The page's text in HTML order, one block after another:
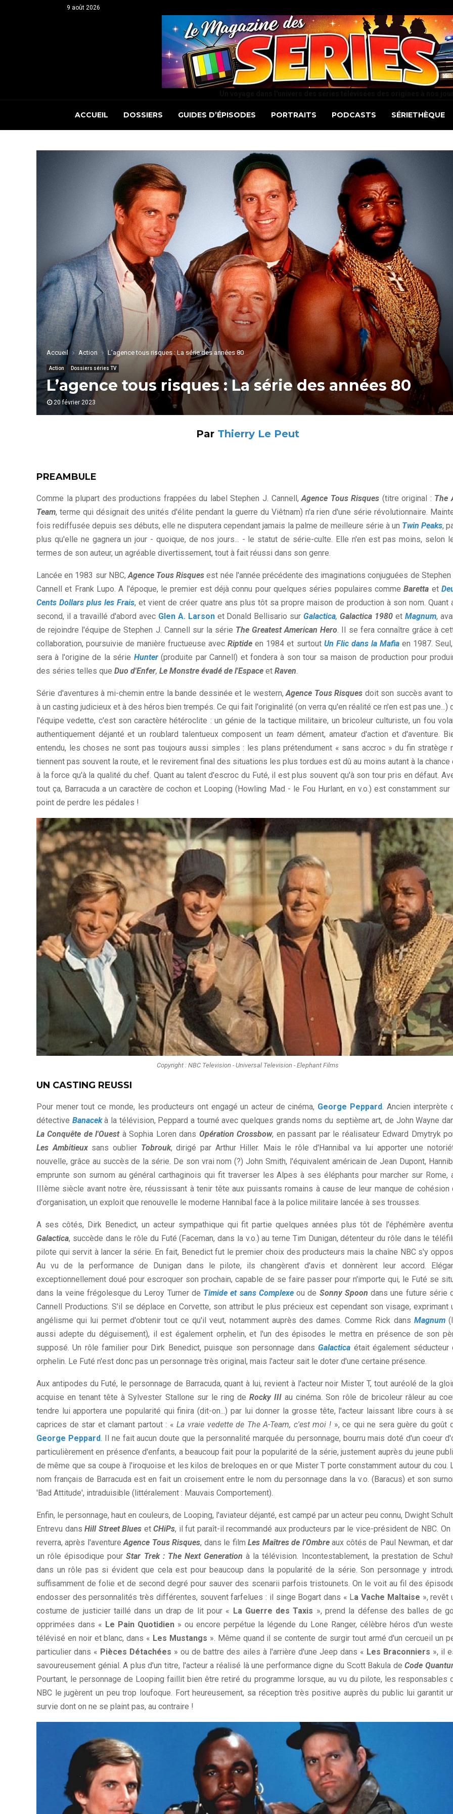
9 août 2026
ACCUEIL DOSSIERS GUIDES D’ÉPISODES PORTRAITS PODCASTS SÉRIETHÈQUE
Accueil Action L’agence tous risques : La série des années 80
Action Dossiers séries TV
L’agence tous risques : La série des années 80
20 février 2023
Par Thierry Le Peut
PREAMBULE
Comme la plupart des productions frappées du label Stephen J. Cannell,Agence Tous Risques (titre original : The
Team, terme qui désignait des unités d'élite pendant la guerre du Viêtnam) n'a rien d'une série révolutionnaire.
fois rediffusée depuis ses débuts, elle ne disputera cependant jamais la palme de meilleure série à un Twin Peaks,
plus qu'elle ne gagnera un jour - quoique, de nos jours... - le statut de série-culte. Elle n'en est pas moins, selon
termes de son auteur, un agréable divertissement, tout à fait réussi dans son genre.
Lancée en 1983 sur NBC,Agence Tous Risques est née l'année précédente des imaginations conjuguées de Stephen
Cannell et Frank Lupo. A l'époque, le premier est déjà connu pour quelques séries populaires commeBaretta et
Cents Dollars plus les Frais, et vient de créer quatre ans plus tôt sa propre maison de production à son nom. Quant
second, il a travaillé d'abord avec Glen A. Larsonet Donald Bellisario surGalactica,Galactica 1980 etMagnum,
de rejoindre l'équipe de Stephen J. Cannell sur la série The Greatest American Hero. Il se fera connaître grâce à
collaboration, poursuivie de manière fructueuse avecRiptide en 1984 et surtout Un Flic dans la Mafiaen 1987. Seul,
sera à l'origine de la série Hunter(produite par Cannell) et fondera à son tour sa maison de production pour
des séries telles que Duo d'Enfer, Le Monstre évadé de l'Espace et Raven.
Série d'aventures à mi-chemin entre la bande dessinée et le western,Agence Tous Risques doit son succès avant
à un casting judicieux et à des héros bien trempés. Ce qui fait l'originalité (on verra qu'en réalité ce n'en est pas une...)
l'équipe vedette, c'est son caractère hétéroclite : un génie de la tactique militaire, un bricoleur culturiste, un fou
authentiquement déjanté et un roublard talentueux composent un team dément, amateur d'action et d'aventure.
entendu, les choses ne sont pas toujours aussi simples : les plans prétendument « sans accroc » du fin stratège
tiennent pas souvent la route, et le revirement final des situations les plus tordues est dû au moins autant à la chance
à la force qu'à la qualité du chef. Quant au talent d'escroc du Futé, il est plus souvent qu'à son tour pris en défaut.
tout ça, Barracuda a un caractère de cochon et Looping (Howling Mad - le Fou Hurlant, en v.o.) est constamment sur
point de perdre les pédales !
Copyright : NBC Television - Universal Television - Elephant Films
UN CASTING REUSSI
Pour mener tout ce monde, les producteurs ont engagé un acteur de cinéma, George Peppard. Ancien interprète
détective Banacekà la télévision, Peppard a tourné avec quelques grands noms du septième art, de John Wayne
La Conquête de l'Ouestà Sophia Loren dans Opération Crossbow, en passant par le réalisateur Edward Dmytryk
Les Ambitieux sans oublier Tobrouk, dirigé par Arthur Hiller. Mais le rôle d'Hannibal va lui apporter une
nouvelle, grâce au succès de la série. De son vrai nom (?) John Smith, l'équivalent américain de Jean Dupont,
emprunte son surnom au général carthaginois qui fit traverser les Alpes à ses éléphants pour marcher sur Rome,
IIIème siècle avant notre ère, réussissant à tenir tête aux puissants romains à cause de leur manque de cohésion
d'organisation, un exploit que renouvelle le moderne Hannibal face à la police militaire lancée à ses trousses.
A ses côtés, Dirk Benedict, un acteur sympathique qui fit partie quelques années plus tôt de l'éphémère
Galactica, succède dans le rôle du Futé (Faceman, dans la v.o.) au terne Tim Dunigan, détenteur du rôle dans le
pilote qui servit à lancer la série. En fait, Benedict fut le premier choix des producteurs mais la chaîne NBC s'y
Au vu de la performance de Dunigan dans le pilote, ils changèrent d'avis et donnèrent leur accord.
exceptionnellement doué pour escroquer son prochain, capable de se faire passer pour n'importe qui, le Futé se
dans la veine frégolesque du Leroy Turner de Timide et sans Complexeou de Sonny Spoon dans une future série
Cannell Productions. S'il se déplace en Corvette, son attribut le plus précieux est cependant son visage, exprimant
angélisme qui lui permet d'obtenir tout ce qu'il veut, notamment auprès des dames. Comme Rick dans Magnum
aussi adepte du déguisement), il est également orphelin, et l'un des épisodes le mettra en présence de son
supposé. Un rôle familier pour Dirk Benedict, puisque son personnage dansGalactica était également séducteur
orphelin. Le Futé n'est donc pas un personnage très original, mais l'acteur sait le doter d'une certaine présence.
Aux antipodes du Futé, le personnage de Barracuda, quant à lui, revient à l'acteur noir Mister T, tout auréolé de la
acquise en tenant tête à Sylvester Stallone sur le ring deRocky III au cinéma. Son rôle de bricoleur râleur au
tendre lui apportera une popularité qui finira (dit-on...) par lui donner la grosse tête, l'acteur laissant libre cours à
caprices de star et clamant partout : «La vraie vedette de The A-Team, c'est moi !», ce qui ne sera guère du goût
George Peppard. Il ne fait aucun doute que la personnalité marquée du personnage, bourru mais doté d'un coeur
particulièrement en présence d'enfants, a beaucoup fait pour la popularité de la série, justement auprès du jeune
de même que sa coupe à l'iroquoise et les kilos de breloques en or que Mister T porte constamment autour du cou.
nom français de Barracuda est en fait un croisement entre le nom du personnage dans la v.o. (Baracus) et son
'Bad Attitude', intraduisible (littéralement : Mauvais Comportement).
Enfin, le personnage, haut en couleurs, de Looping, l'aviateur déjanté, est campé par un acteur peu connu, Dwight
Entrevu dansHill Street Blues etCHiPs, il fut paraît-il recommandé aux producteurs par le vice-président de NBC. On
reverra, après l'aventureAgence Tous Risques, dans le filmLes Maîtres de l'Ombreaux côtés de Paul Newman, et
un rôle épisodique pourStar Trek : The Next Generation à la télévision. Incontestablement, la prestation de
dans un rôle pas si évident que cela est pour beaucoup dans la popularité de la série. Son personnage y
suffisamment de folie et de second degré pour sauver des scenarii parfois tristounets. On le voit au fil des
endosser des personnalités très différentes, souvent farfelues : il singe Bogart dans « La Vache Maltaise », revêt
costume de justicier taillé dans un drap de lit pour « La Guerre des Taxis », prend la défense des balles de
opprimées dans « Le Pain Quotidien» ou encore perpétue la légende du Lone Ranger, célèbre héros d'un
télévisé en noir et blanc, dans « Les Mustangs ». Même quand il se contente de surgir tout armé d'un cercueil un
particulier dans « Pièces Détachées » ou de battre des ailes à l'arrière d'une Jeep dans « Les Braconniers », il
savoureusement génial. A plus d'un titre, l'acteur a réalisé là une performance digne du Scott Bakula deCode
Pourtant, le personnage de Looping faillit bien être retiré du programme lorsque, au vu du pilote, les responsables
NBC le jugèrent un peu trop loufoque. Fort heureusement, sa réception très positive auprès du public lui garantit
survie dont on ne se plaint pas, au contraire !